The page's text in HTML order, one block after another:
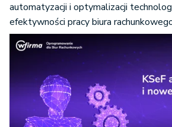
automatyzacji i optymalizacji
efektywności pracy biura